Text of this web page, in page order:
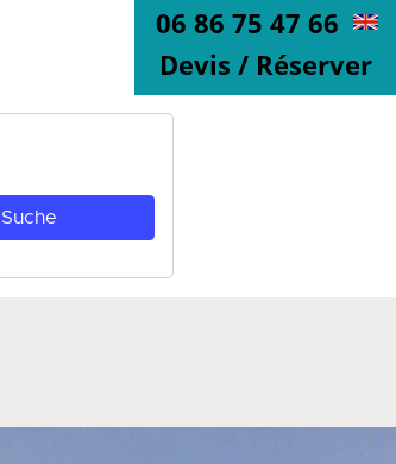
06 86 75 47 66
Devis / Réserver